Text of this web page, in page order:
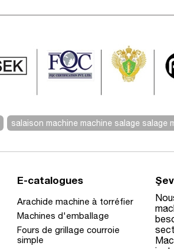
salaison machine machine salage salage
E-catalogues
Arachide machine à torréfier
Machines d'emballage
Fours de grillage courroie
simple